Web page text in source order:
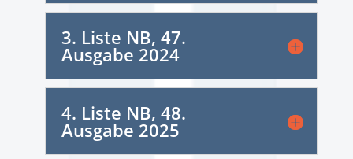
3. Liste NB, 47.
Ausgabe 2024
4. Liste NB, 48.
Ausgabe 2025